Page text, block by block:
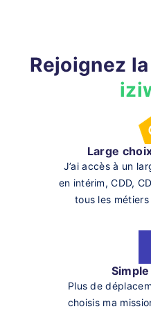
Rejoignez
Large
J’ai accès à un
en intérim, CDD,
tous les métiers
Plus de
choisis ma